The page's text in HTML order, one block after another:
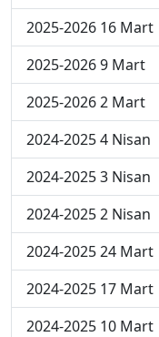
2025-2026 16 Mart
2025-2026 9 Mart
2025-2026 2 Mart
2024-2025 4 Nisan
2024-2025 3 Nisan
2024-2025 2 Nisan
2024-2025 24 Mart
2024-2025 17 Mart
2024-2025 10 Mart